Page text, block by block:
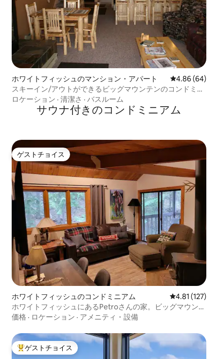
ホワイトフィッシュのマンション・アパート レビュー64件
4.86 (64)
スキーイン/アウトができるビッグマウンテンのコンドミニ
アム - ホワイトフィッシュ、モンタナ州
ロケーション · 清潔さ · バスルーム
サウナ付きのコンドミニアム
ゲストチョイス
ゲストチョイス
ホワイトフィッシュのコンドミニアム レビュー127
4.81 (127)
ホワイトフィッシュにあるPetroさんの家。ビッグマウンテ
ンの近くです！！
価格 · ロケーション · アメニティ・設備
大好評のゲストチョイスです。
ゲストチョイス